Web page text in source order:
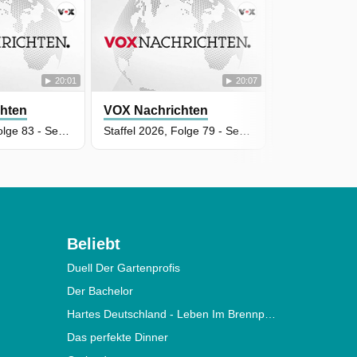
20:01 20:07
VOX Nachrichten
Beliebt
Duell Der Gartenprofis
Der Bachelor
Hartes Deutschland - Leben Im Brennpunkt
Das perfekte Dinner